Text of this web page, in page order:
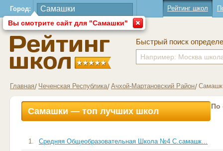
Город:
Вы смотрите сайт для "Самашки"
Рейтинг школ
Быстрый поиск
Главная Чеченская Республика Ачхой-Мартановский Район
Самашки — топ лучших школ По
1.
Средняя Общеобразовательная Школа №4 С.самашк...